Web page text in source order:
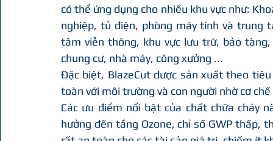
có thể ứng dụng cho nhiều khu vực như:
nghiệp, tủ điện, phòng máy tính và trung
tâm viễn thông, khu vực lưu trữ, bảo
chung cư, nhà máy, công xưởng ...
Đặc biệt, BlazeCut được sản xuất theo
toàn với môi trường và con người nhờ cơ
Các ưu điểm nổi bật của chất chữa cháy
hưởng đến tầng Ozone, chỉ số GWP thấp,